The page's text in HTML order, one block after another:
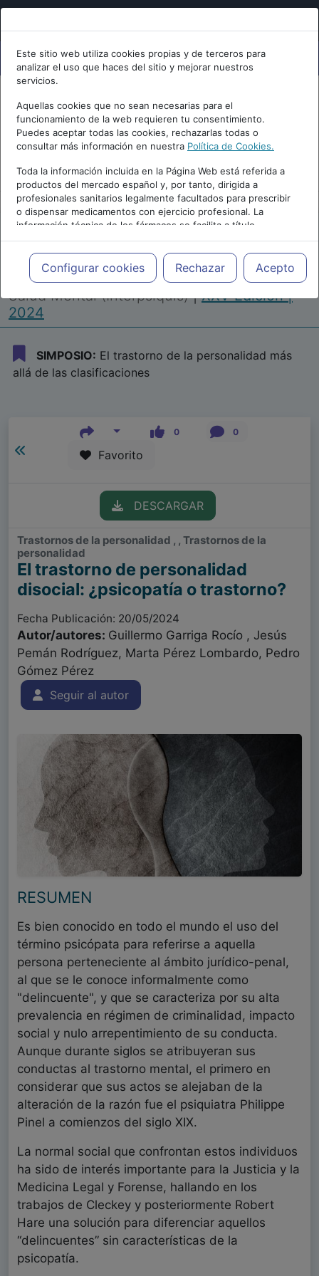
Este sitio web utiliza cookies propias y de terceros para
analizar el uso que haces del sitio y mejorar nuestros
servicios.
Aquellas cookies que no sean necesarias para el
funcionamiento de la web requieren tu consentimiento.
Puedes aceptar todas las cookies, rechazarlas todas o
consultar más información en nuestra Política de Cookies.
Toda la información incluida en la Página Web está referida a
productos del mercado español y, por tanto, dirigida a
profesionales sanitarios legalmente facultados para prescribir
o dispensar medicamentos con ejercicio profesional. La
información técnica de los fármacos se facilita a título
meramente informativo, siendo responsabilidad de los
profesionales facultados prescribir medicamentos y decidir, en
cada caso concreto, el tratamiento más adecuado a las
necesidades del paciente.
Configurar cookies Rechazar Acepto
Repositorio de Artículos |Congreso Virtual
Internacional de Psiquiatría, Psicología y
Salud Mental (Interpsiquis)|XXV Edición |
2024
SIMPOSIO: El trastorno de la personalidad más
allá de las clasificaciones
0 0
Favorito
DESCARGAR
Trastornos de la personalidad , , Trastornos de la
personalidad
El trastorno de personalidad
disocial: ¿psicopatía o trastorno?
Fecha Publicación: 20/05/2024
Autor/autores: Guillermo Garriga Rocío , Jesús
Pemán Rodríguez, Marta Pérez Lombardo, Pedro
Gómez Pérez
Seguir al autor
RESUMEN
Es bien conocido en todo el mundo el uso del
término psicópata para referirse a aquella
persona perteneciente al ámbito jurídico-penal,
al que se le conoce informalmente como
"delincuente", y que se caracteriza por su alta
prevalencia en régimen de criminalidad, impacto
social y nulo arrepentimiento de su conducta.
Aunque durante siglos se atribuyeran sus
conductas al trastorno mental, el primero en
considerar que sus actos se alejaban de la
alteración de la razón fue el psiquiatra Philippe
Pinel a comienzos del siglo XIX.
La normal social que confrontan estos individuos
ha sido de interés importante para la Justicia y la
Medicina Legal y Forense, hallando en los
trabajos de Cleckey y posteriormente Robert
Hare una solución para diferenciar aquellos
“delincuentes” sin características de la
psicopatía.